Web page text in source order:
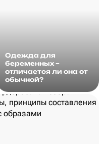
Одежда для
беременных –
отличается ли она от
обычной?